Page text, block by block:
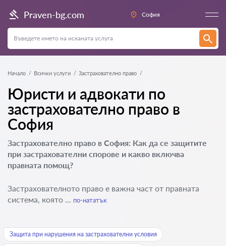
Praven-bg.com София
Начало Всички услуги Застрахователно право
Юристи и адвокати по
застрахователно право в
София
Застрахователно право в София: Как да се защитите
при застрахователни спорове и какво включва
правната помощ?
Застрахователното право е важна част от правната
система, която ... по-нататък
Защита при нарушения на застрахователни условия